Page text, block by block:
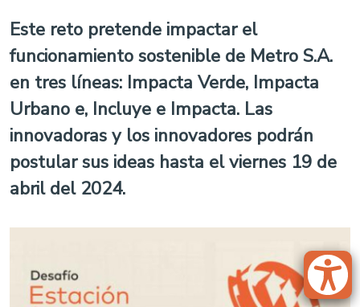
Este reto pretende impactar el
funcionamiento sostenible de Metro S.A.
en tres líneas: Impacta Verde, Impacta
Urbano e, Incluye e Impacta. Las
innovadoras y los innovadores podrán
postular sus ideas hasta el viernes 19 de
abril del 2024.